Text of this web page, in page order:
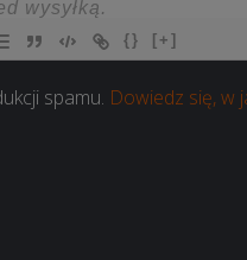
{} [+]
spamu. Dowiedz się, w